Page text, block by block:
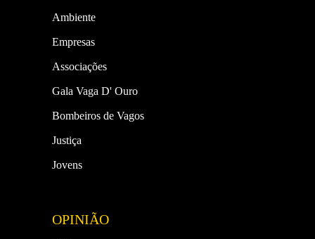
Ambiente
Empresas
Associações
Gala Vaga D' Ouro
Bombeiros de Vagos
Justiça
Jovens
OPINIÃO